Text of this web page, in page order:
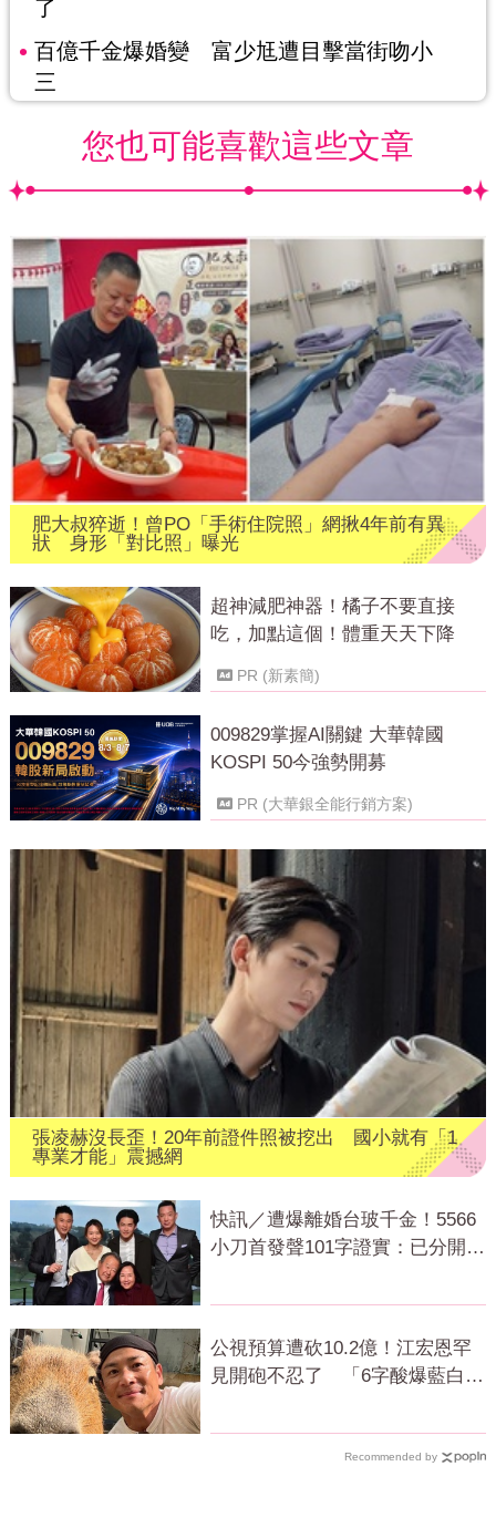
了
百億千金爆婚變 富少尪遭目擊當街吻小
三
您也可能喜歡這些文章
肥大叔猝逝！曾PO「手術住院照」網揪4年前有異
狀 身形「對比照」曝光
超神減肥神器！橘子不要直接
吃，加點這個！體重天天下降
PR (新素簡)
009829掌握AI關鍵 大華韓國
KOSPI 50今強勢開募
PR (大華銀全能行銷方案)
張凌赫沒長歪！20年前證件照被挖出 國小就有「1
專業才能」震撼網
快訊／遭爆離婚台玻千金！5566
小刀首發聲101字證實：已分開一
公視預算遭砍10.2億！江宏恩罕
見開砲不忍了 「6字酸爆藍白」
Recommended by